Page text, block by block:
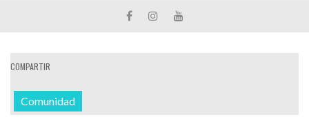
COMPARTIR
Comunidad